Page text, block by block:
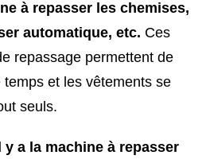
à repasser les chemises,
automatique, etc. Ces
repassage permettent de
et les vêtements se
seuls.
a la machine à repasser